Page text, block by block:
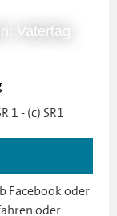
Vatertag
1 - (c) SR1
Facebook oder
oder